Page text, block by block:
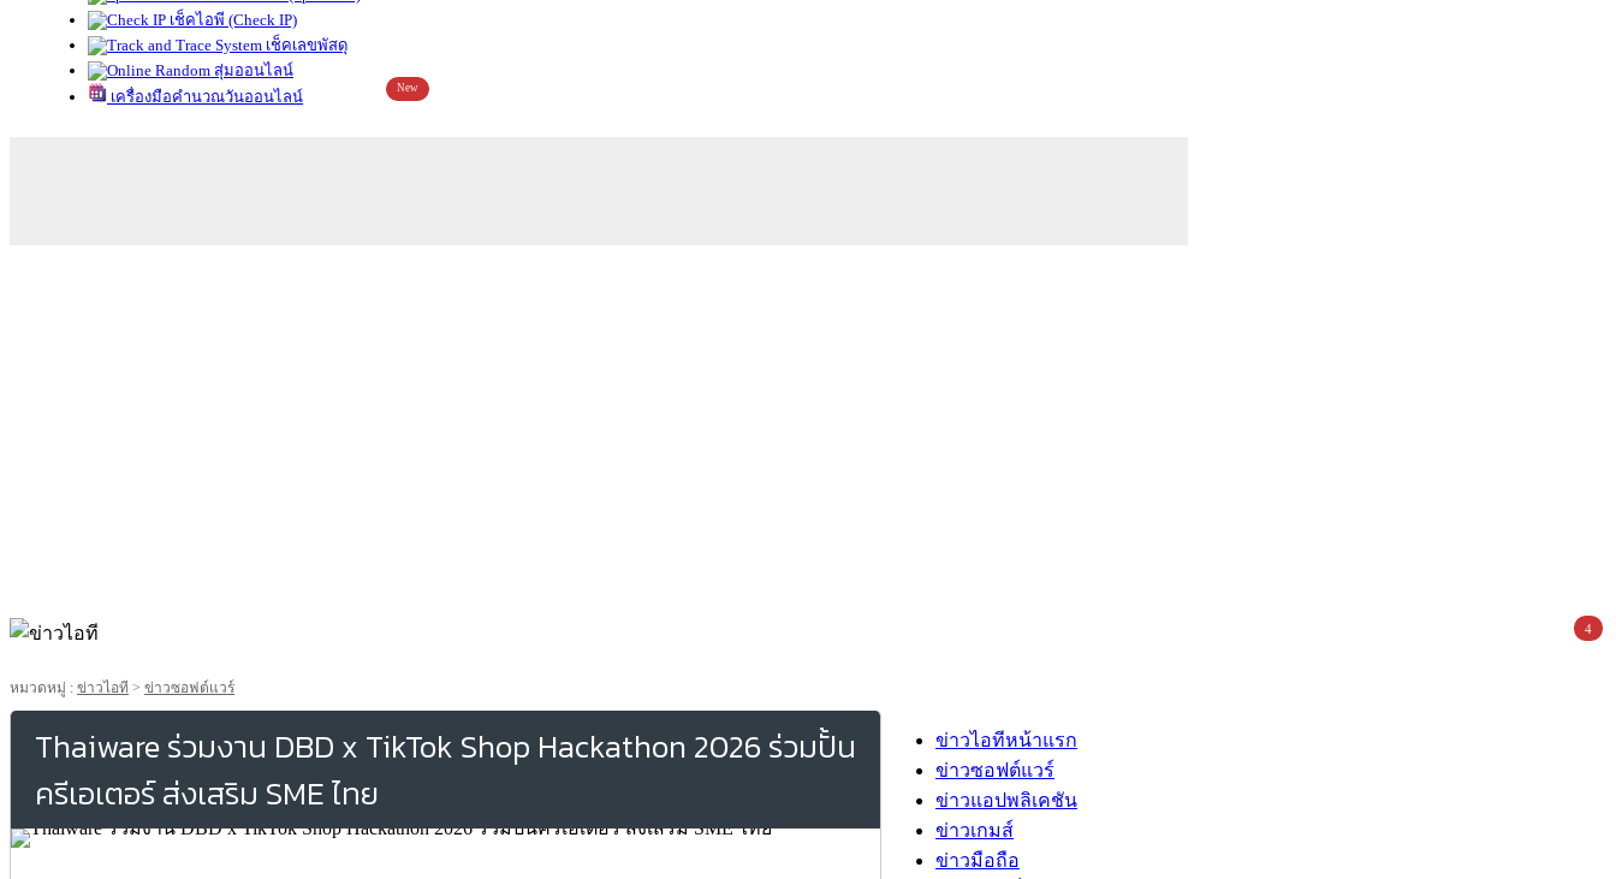
เช็คไอพี (Check IP)
เช็คเลขพัสดุ
สุ่มออนไลน์
เครื่องมือคำนวณวันออนไลน์
New
หมวดหมู่ : ข่าวไอที > ข่าวซอฟต์แวร์
Thaiware ร่วมงาน DBD x TikTok Shop Hackathon 2026 ร่วมปั้น
ครีเอเตอร์ ส่งเสริม SME ไทย
ข่าวไอทีหน้าแรก
ข่าวซอฟต์แวร์
ข่าวแอปพลิเคชัน
ข่าวเกมส์
ข่าวมือถือ
4